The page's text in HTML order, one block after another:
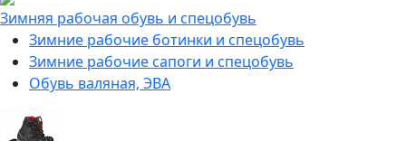
Зимняя рабочая обувь и спецобувь
Зимние рабочие ботинки и спецобувь
Зимние рабочие сапоги и спецобувь
Обувь валяная, ЭВА